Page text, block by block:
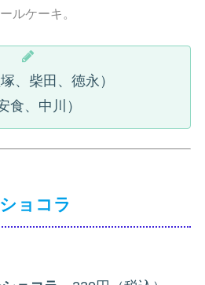
ルケーキ。
、柴田、徳永）
食、中川）
ョコラ